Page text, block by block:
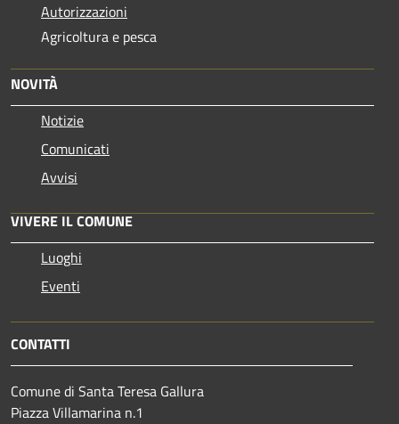
Autorizzazioni
Agricoltura e pesca
NOVITÀ
Notizie
Comunicati
Avvisi
VIVERE IL COMUNE
Luoghi
Eventi
CONTATTI
Comune di Santa Teresa Gallura
Piazza Villamarina n.1